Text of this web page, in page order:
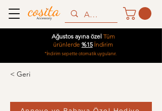
Ağustos ayına özel Tüm
ürünlerde %15İndirim
*İndirim sepette otomatik uygulanır.
< Geri